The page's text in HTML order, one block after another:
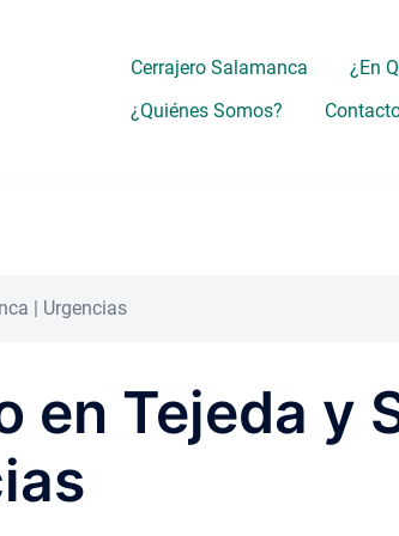
Cerrajero Salamanca
¿En
¿Quiénes Somos?
| Urgencias
en Tejeda y